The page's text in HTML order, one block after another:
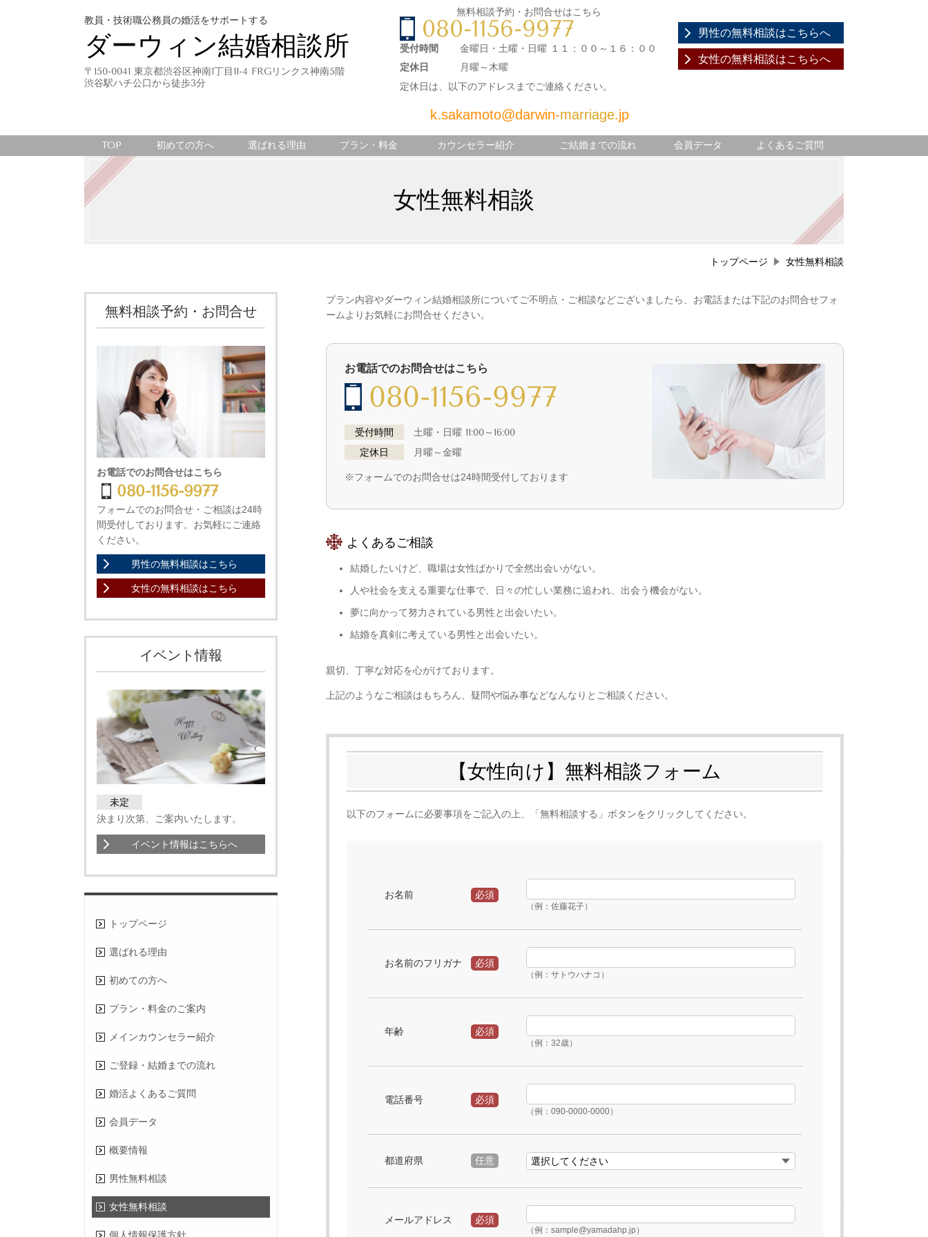
教員・技術職公務員の婚活をサポートする
ダーウィン結婚相談所
〒150-0041 東京都渋谷区神南1丁目11-4 FRGリンクス神南5階
渋谷駅ハチ公口から徒歩3分
無料相談予約・お問合せはこちら
080-1156-9977
受付時間
金曜日・土曜・日曜 １１：００～１６：００
定休日
月曜～木曜
定休日は、以下のアドレスまでご連絡ください。
k.sakamoto@darwin-marriage.jp
男性の無料相談はこちらへ
女性の無料相談はこちらへ
TOP 初めての方へ 選ばれる理由 プラン・料金 カウンセラー紹介 ご結婚までの流れ 会員データ よくあるご質問
女性無料相談
トップページ 女性無料相談
プラン内容やダーウィン結婚相談所についてご不明点・ご相談などございましたら、お電話または下記のお問合せフォ
ームよりお気軽にお問合せください。
お電話でのお問合せはこちら
080-1156-9977
受付時間
土曜・日曜 11:00～16:00
定休日
月曜～金曜
※フォームでのお問合せは24時間受付しております
よくあるご相談
結婚したいけど、職場は女性ばかりで全然出会いがない。
人や社会を支える重要な仕事で、日々の忙しい業務に追われ、出会う機会がない。
夢に向かって努力されている男性と出会いたい。
結婚を真剣に考えている男性と出会いたい。
親切、丁寧な対応を心がけております。
上記のようなご相談はもちろん、疑問や悩み事などなんなりとご相談ください。
【女性向け】無料相談フォーム
以下のフォームに必要事項をご記入の上、「無料相談する」ボタンをクリックしてください。
お名前 必須
（例：佐藤花子）
お名前のフリガナ 必須
（例：サトウハナコ）
年齢 必須
（例：32歳）
電話番号 必須
（例：090-0000-0000）
都道府県 任意
メールアドレス 必須
（例：sample@yamadahp.jp）
無料相談予約・お問合せ
お電話でのお問合せはこちら
080-1156-9977
フォームでのお問合せ・ご相談は24時
間受付しております。お気軽にご連絡
ください。
男性の無料相談はこちら
女性の無料相談はこちら
イベント情報
未定
決まり次第、ご案内いたします。
イベント情報はこちらへ
トップページ
選ばれる理由
初めての方へ
プラン・料金のご案内
メインカウンセラー紹介
ご登録・結婚までの流れ
婚活よくあるご質問
会員データ
概要情報
男性無料相談
女性無料相談